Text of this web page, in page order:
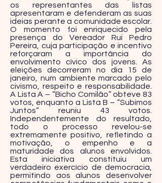
os representantes das listas
apresentaram e defenderam as suas
ideias perante a comunidade escolar.
O momento foi enriquecido pela
presença do Vereador Rui Pedro
Pereira, cuja participação e incentivo
reforçaram a importância do
envolvimento cívico dos jovens. As
eleições decorreram no dia 15 de
janeiro, num ambiente marcado pelo
civismo, respeito e responsabilidade.
A Lista A – “Bicho Comilão” obteve 83
votos, enquanto a Lista B – “Subimos
Juntos” reuniu 43 votos.
Independentemente do resultado,
todo o processo revelou-se
extremamente positivo, refletindo a
motivação, o empenho e a
maturidade dos alunos envolvidos.
Esta iniciativa constituiu um
verdadeiro exercício de democracia,
permitindo aos alunos desenvolver